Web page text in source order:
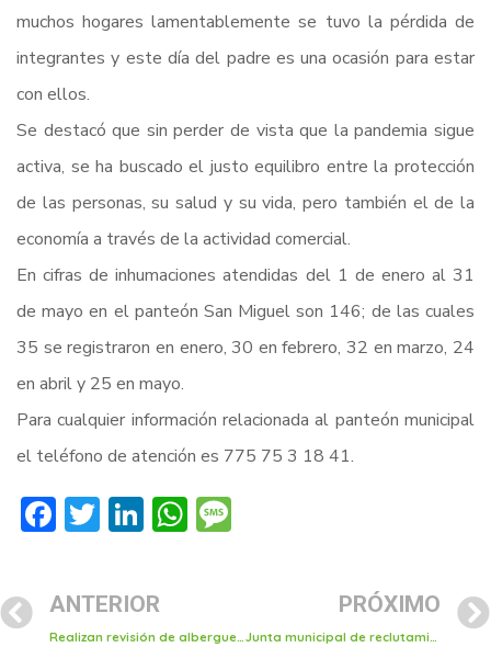
muchos hogares lamentablemente se tuvo la pérdida de
integrantes y este día del padre es una ocasión para estar
con ellos.
Se destacó que sin perder de vista que la pandemia sigue
activa, se ha buscado el justo equilibro entre la protección
de las personas, su salud y su vida, pero también el de la
economía a través de la actividad comercial.
En cifras de inhumaciones atendidas del 1 de enero al 31
de mayo en el panteón San Miguel son 146; de las cuales
35 se registraron en enero, 30 en febrero, 32 en marzo, 24
en abril y 25 en mayo.
Para cualquier información relacionada al panteón municipal
el teléfono de atención es 775 75 3 18 41.
Facebook
Twitter
LinkedIn
WhatsApp
ANTERIOR
Realizan revisión de albergues en Tulancingo, ante la temporada de huracanes
PRÓXIMO
Junta municipal de reclutamiento exhorta a jóvenes nacidos en 2004 a tramitar cartilla del servicio militar